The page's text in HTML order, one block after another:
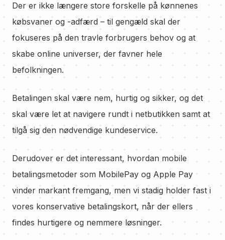
Der er ikke længere store forskelle på kønnenes
købsvaner og -adfærd – til gengæld skal der
fokuseres på den travle forbrugers behov og at
skabe online universer, der favner hele
befolkningen.
Betalingen skal være nem, hurtig og sikker, og det
skal være let at navigere rundt i netbutikken samt at
tilgå sig den nødvendige kundeservice.
Derudover er det interessant, hvordan mobile
betalingsmetoder som MobilePay og Apple Pay
vinder markant fremgang, men vi stadig holder fast i
vores konservative betalingskort, når der ellers
findes hurtigere og nemmere løsninger.